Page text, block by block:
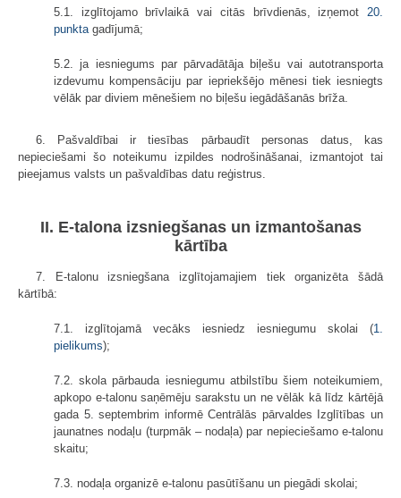
5.1. izglītojamo brīvlaikā vai citās brīvdienās, izņemot 20.
punkta gadījumā;
5.2. ja iesniegums par pārvadātāja biļešu vai autotransporta
izdevumu kompensāciju par iepriekšējo mēnesi tiek iesniegts
vēlāk par diviem mēnešiem no biļešu iegādāšanās brīža.
6. Pašvaldībai ir tiesības pārbaudīt personas datus, kas
nepieciešami šo noteikumu izpildes nodrošināšanai, izmantojot tai
pieejamus valsts un pašvaldības datu reģistrus.
II. E-talona izsniegšanas un izmantošanas
kārtība
7. E-talonu izsniegšana izglītojamajiem tiek organizēta šādā
kārtībā:
7.1. izglītojamā vecāks iesniedz iesniegumu skolai (1.
pielikums);
7.2. skola pārbauda iesniegumu atbilstību šiem noteikumiem,
apkopo e-talonu saņēmēju sarakstu un ne vēlāk kā līdz kārtējā
gada 5. septembrim informē Centrālās pārvaldes Izglītības un
jaunatnes nodaļu (turpmāk – nodaļa) par nepieciešamo e-talonu
skaitu;
7.3. nodaļa organizē e-talonu pasūtīšanu un piegādi skolai;